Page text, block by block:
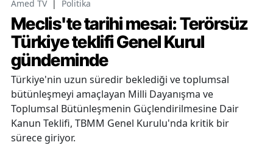
Amed TV | Politika
Meclis'te tarihi mesai: Terörsüz
Türkiye teklifi Genel Kurul
gündeminde
Türkiye'nin uzun süredir beklediği ve toplumsal
bütünleşmeyi amaçlayan Milli Dayanışma ve
Toplumsal Bütünleşmenin Güçlendirilmesine Dair
Kanun Teklifi, TBMM Genel Kurulu'nda kritik bir
sürece giriyor.